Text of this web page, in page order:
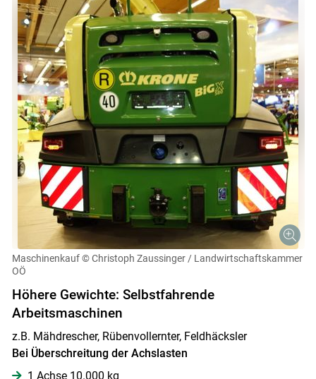
Maschinenkauf © Christoph Zaussinger / Landwirtschaftskammer
OÖ
Höhere Gewichte: Selbstfahrende
Arbeitsmaschinen
z.B. Mähdrescher, Rübenvollernter, Feldhäcksler
Bei Überschreitung der Achslasten
1 Achse 10.000 kg